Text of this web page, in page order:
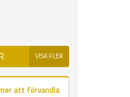
VISA FLER
att förvandla